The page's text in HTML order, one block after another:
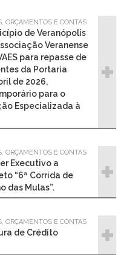
ORÇAMENTOS E CONTAS
de Veranópolis
Veranense
para repasse de
da Portaria
de 2026,
para o
Especializada à
ORÇAMENTOS E CONTAS
Executivo a
“6ª Corrida de
das Mulas”.
ORÇAMENTOS E CONTAS
de Crédito